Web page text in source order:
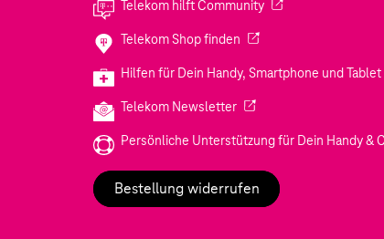
Telekom hilft Community(Wird in einem
Telekom Shop finden (Wird in einem neuen
Hilfen für Dein Handy, Smartphone und Tablet
Telekom Newsletter(Wird in einem neuen Tab
Persönliche Unterstützung für Dein Handy &
Bestellung widerrufen